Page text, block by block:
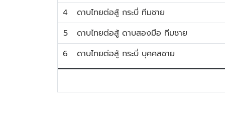
4
ดาบไทยต่อสู้ กระบี่ ทีมชาย
5
ดาบไทยต่อสู้ ดาบสองมือ ทีมชาย
6
ดาบไทยต่อสู้ กระบี่ บุคคลชาย
8
ดาบไทยต่อสู้ ดาบสองมือ บุคคลหญิง